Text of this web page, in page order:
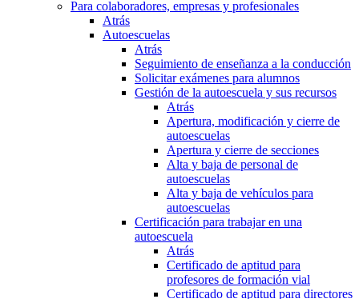
Para colaboradores, empresas y profesionales
Atrás
Autoescuelas
Atrás
Seguimiento de enseñanza a la conducción
Solicitar exámenes para alumnos
Gestión de la autoescuela y sus recursos
Atrás
Apertura, modificación y cierre de
autoescuelas
Apertura y cierre de secciones
Alta y baja de personal de
autoescuelas
Alta y baja de vehículos para
autoescuelas
Certificación para trabajar en una
autoescuela
Atrás
Certificado de aptitud para
profesores de formación vial
Certificado de aptitud para directores